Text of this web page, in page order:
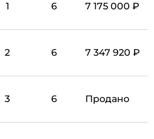
1 6 7 175 000 ₽
2 6 7 347 920 ₽
3 6 Продано